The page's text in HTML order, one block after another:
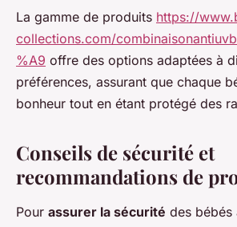
La gamme de produits https://
collections.com/
%A9 offre des options adaptées à
préférences, assurant que chaque
bonheur tout en étant protégé des
Conseils de sécurité et
recommandations de
Pour assurer la sécurité des bébés